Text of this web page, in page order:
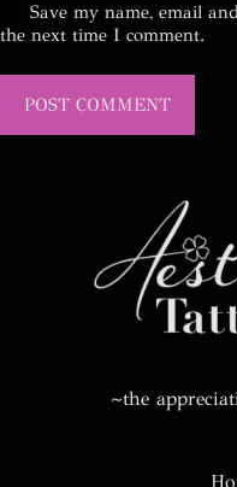
Save my name, email
the next time I comment.
POST COMMENT
~the